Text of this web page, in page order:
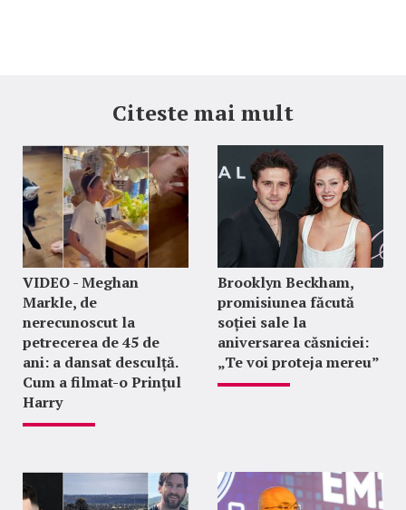
Citeste mai mult
VIDEO - Meghan
Markle, de
nerecunoscut la
petrecerea de 45 de
ani: a dansat desculță.
Cum a filmat-o Prințul
Harry
Brooklyn Beckham,
promisiunea făcută
soției sale la
aniversarea căsniciei:
„Te voi proteja mereu”